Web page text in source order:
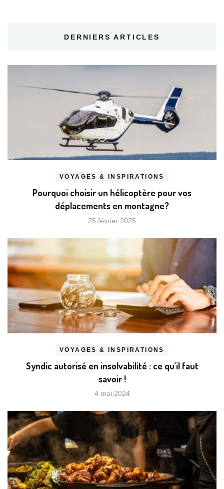
DERNIERS ARTICLES
VOYAGES & INSPIRATIONS
Pourquoi choisir un hélicoptère pour vos
déplacements en montagne?
25 février 2025
VOYAGES & INSPIRATIONS
Syndic autorisé en insolvabilité : ce qu’il faut
savoir !
4 mai 2024